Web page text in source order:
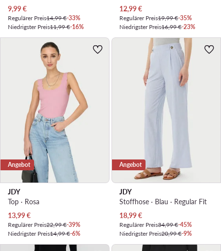
Aktueller Preis
9,99€
Regulärer Preis14,99 €-33%
Niedrigster Preis11,99 €-16%
Aktueller Preis
12,99€
Regulärer Preis19,99 €-35%
Niedrigster Preis16,99 €-23%
Angebot
JDY
Top · Rosa
Aktueller Preis
13,99€
Regulärer Preis22,99 €-39%
Niedrigster Preis14,99 €-6%
Angebot
JDY
Stoffhose · Blau · Regular Fit
Aktueller Preis
18,99€
Regulärer Preis34,99 €-45%
Niedrigster Preis20,99 €-9%